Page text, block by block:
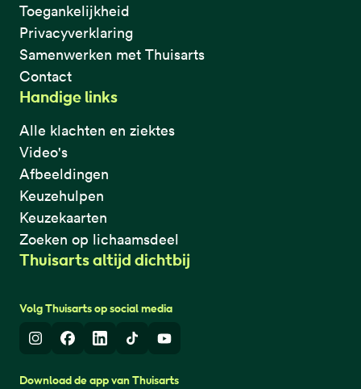
Toegankelijkheid
Privacyverklaring
Samenwerken met Thuisarts
Contact
Handige links
Alle klachten en ziektes
Video's
Afbeeldingen
Keuzehulpen
Keuzekaarten
Zoeken op lichaamsdeel
Thuisarts altijd dichtbij
Volg Thuisarts op social media
InstagramFacebook
LinkedInTikTokYoutube
Download de app van Thuisarts